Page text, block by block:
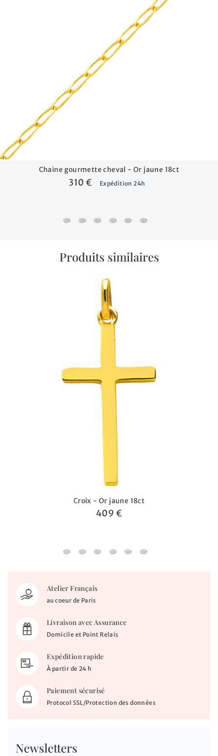
Chaine gourmette cheval - Or jaune 18ct
310 € Expédition 24h
Chaine gourmette cheval - Or jaune 18ct
Chaine forçat rond - Or jaune 18ct
Chaine gourmette - Or jaune 18ct
Chaine gourmette cheval
Chaine jaseron - Or jaune
Chaine marine battue
Produits similaires
Croix - Or jaune 18ct
409 €
Croix - Or jaune 18ct
Croix personnalisée - Or jaune 18ct
Croix personnalisée - diamant & or
Croix fil carré - Or rose 18ct
Pendentif plaque tonneau
Croix - Or jaune 18ct
Atelier Français
au coeur de Paris
Livraison avec Assurance
Domicile et Point Relais
Expédition rapide
À partir de 24 h
Paiement sécurisé
Protocol SSL/Protection des données
Newsletters